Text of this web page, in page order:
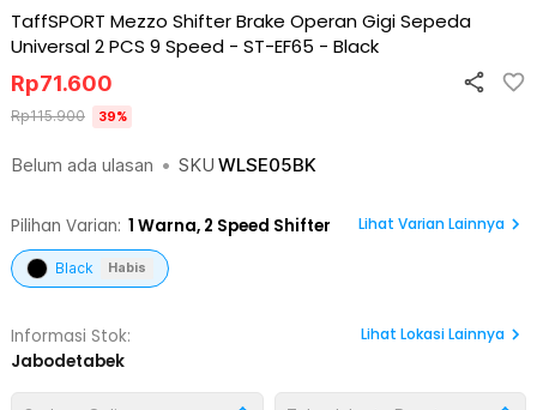
TaffSPORT Mezzo Shifter Brake Operan Gigi Sepeda
Universal 2 PCS 9 Speed - ST-EF65 - Black
Belum ada ulasan • SKU WLSE05BK
Rp71.600
Rp115.900 39%
Pilihan Varian: 1 Warna, 2 Speed Shifter Lihat Varian Lainnya
Black Habis
Informasi Stok:
Jabodetabek
Lihat Lokasi Lainnya